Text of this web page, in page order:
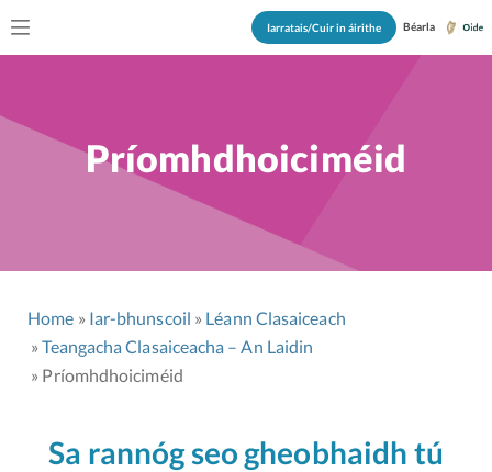
Iarratais/Cuir in áirithe Béarla
Príomhdhoiciméid
Home Iar-bhunscoil
Léann Clasaiceach
Teangacha Clasaiceacha – An Laidin
Príomhdhoiciméid
Sa rannóg seo gheobhaidh tú